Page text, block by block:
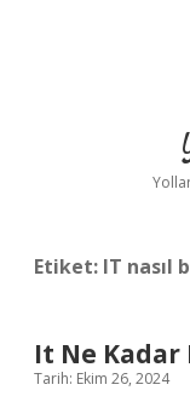
Etiket: IT nasıl
It Ne Kadar
Tarih: Ekim 26, 2024